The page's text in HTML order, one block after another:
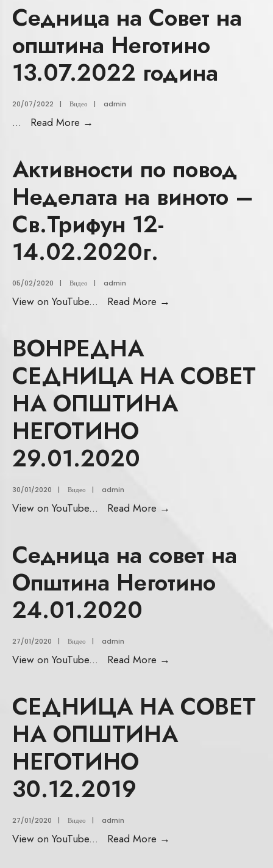
Седница на Совет на
општина Неготино
13.07.2022 година
20/07/2022 | Видео | admin
... Read More →
Активности по повод
Неделата на виното –
Св.Трифун 12-
14.02.2020г.
05/02/2020 | Видео | admin
View on YouTube... Read More →
ВОНРЕДНА
СЕДНИЦА НА СОВЕТ
НА ОПШТИНА
НЕГОТИНО
29.01.2020
30/01/2020 | Видео | admin
View on YouTube... Read More →
Седница на совет на
Општина Неготино
24.01.2020
27/01/2020 | Видео | admin
View on YouTube... Read More →
СЕДНИЦА НА СОВЕТ
НА ОПШТИНА
НЕГОТИНО
30.12.2019
27/01/2020 | Видео | admin
View on YouTube... Read More →